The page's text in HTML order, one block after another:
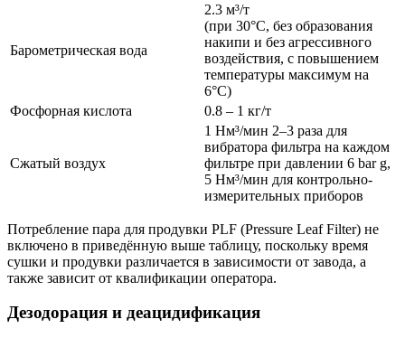
Барометрическая вода
2.3 м³/т
(при 30°C, без образования
накипи и без агрессивного
воздействия, с повышением
температуры максимум на
6°C)
Фосфорная кислота
0.8 – 1 кг/т
Сжатый воздух
1 Нм³/мин 2–3 раза для
вибратора фильтра на каждом
фильтре при давлении 6 bar g,
5 Нм³/мин для контрольно-
измерительных приборов
Потребление пара для продувки PLF (Pressure Leaf Filter) не
включено в приведённую выше таблицу, поскольку время
сушки и продувки различается в зависимости от завода, а
также зависит от квалификации оператора.
Дезодорация и деацидификация